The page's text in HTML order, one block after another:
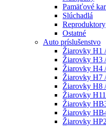
Pamäťové
Slúchadlá
Reproduktory
Ostatné
Auto príslušenstvo
Žiarovky H1
Žiarovky H3
Žiarovky H4
Žiarovky H7
Žiarovky H8
Žiarovky
Žiarovky
Žiarovky
Žiarovky